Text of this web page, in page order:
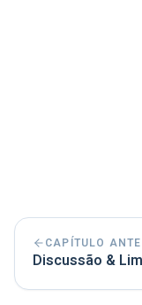
CAPÍTULO
Discussão &